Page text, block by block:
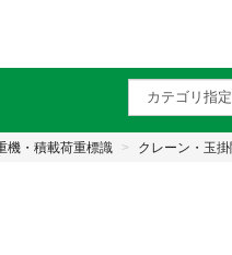
機・積載荷重標識 クレーン・玉